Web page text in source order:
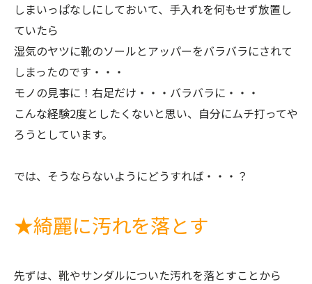
しまいっぱなしにしておいて、手入れを何もせず放置し
ていたら
湿気のヤツに靴のソールとアッパーをバラバラにされて
しまったのです・・・
モノの見事に！右足だけ・・・バラバラに・・・
こんな経験2度としたくないと思い、自分にムチ打ってや
ろうとしています。
では、そうならないようにどうすれば・・・？
★綺麗に汚れを落とす
先ずは、靴やサンダルについた汚れを落とすことから